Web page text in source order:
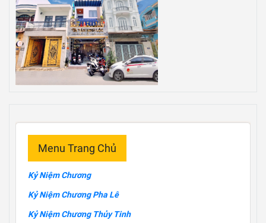
Menu Trang Chủ
Kỷ Niệm Chương
Kỷ Niệm Chương Pha Lê
Kỷ Niệm Chương Thủy Tinh